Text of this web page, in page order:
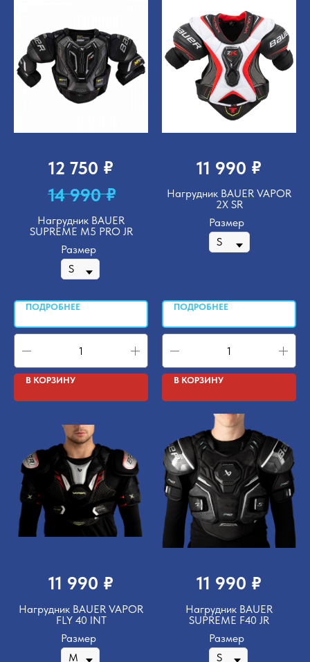
12 750 ₽
14 990 ₽
Нагрудник BAUER
SUPREME M5 PRO JR
Размер
ПОДРОБНЕЕ
В КОРЗИНУ
11 990 ₽
Нагрудник BAUER VAPOR
2X SR
Размер
ПОДРОБНЕЕ
В КОРЗИНУ
11 990 ₽
Нагрудник BAUER VAPOR
FLY 40 INT
Размер
11 990 ₽
Нагрудник BAUER
SUPREME F40 JR
Размер
© 2015-2024 "Шайба" - магазин спортивной экипировки и инвентаря в Сочи
ИНФОРМАЦИЯ
Пользовательское соглашение
Хоккей
Футбол
Фигурное катание